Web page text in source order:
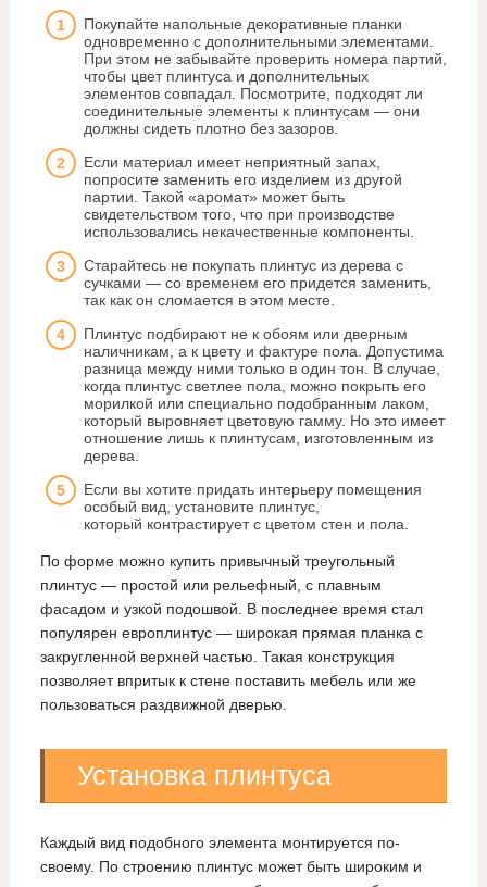
Покупайте напольные декоративные планки
одновременно с дополнительными элементами.
При этом не забывайте проверить номера партий,
чтобы цвет плинтуса и дополнительных
элементов совпадал. Посмотрите, подходят ли
соединительные элементы к плинтусам — они
должны сидеть плотно без зазоров.
Если материал имеет неприятный запах,
попросите заменить его изделием из другой
партии. Такой «аромат» может быть
свидетельством того, что при производстве
использовались некачественные компоненты.
Старайтесь не покупать плинтус из дерева с
сучками — со временем его придется заменить,
так как он сломается в этом месте.
Плинтус подбирают не к обоям или дверным
наличникам, а к цвету и фактуре пола. Допустима
разница между ними только в один тон. В случае,
когда плинтус светлее пола, можно покрыть его
морилкой или специально подобранным лаком,
который выровняет цветовую гамму. Но это имеет
отношение лишь к плинтусам, изготовленным из
дерева.
Если вы хотите придать интерьеру помещения
особый вид, установите плинтус,
который контрастирует с цветом стен и пола.
По форме можно купить привычный треугольный
плинтус — простой или рельефный, с плавным
фасадом и узкой подошвой. В последнее время стал
популярен европлинтус — широкая прямая планка с
закругленной верхней частью. Такая конструкция
позволяет впритык к стене поставить мебель или же
пользоваться раздвижной дверью.
Установка плинтуса
Каждый вид подобного элемента монтируется по-
своему. По строению плинтус может быть широким и